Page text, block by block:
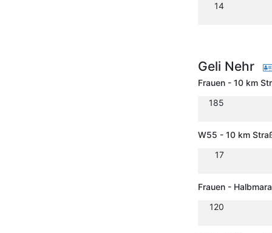
14
Geli Nehr
Frauen - 10 km
185
W55 - 10 km
17
Frauen -
120